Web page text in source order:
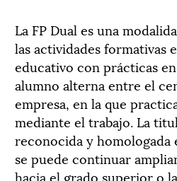
La FP Dual es una
las actividades formativas
educativo con prácticas
alumno alterna entre el
empresa, en la que
mediante el trabajo. La
reconocida y homologada
se puede continuar
hacia el grado superior o